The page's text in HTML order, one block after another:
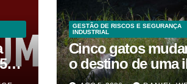
GESTÃO DE RISCOS E SEGURANÇA
INDUSTRIAL
Cinco gatos
o destino de uma
e causaram